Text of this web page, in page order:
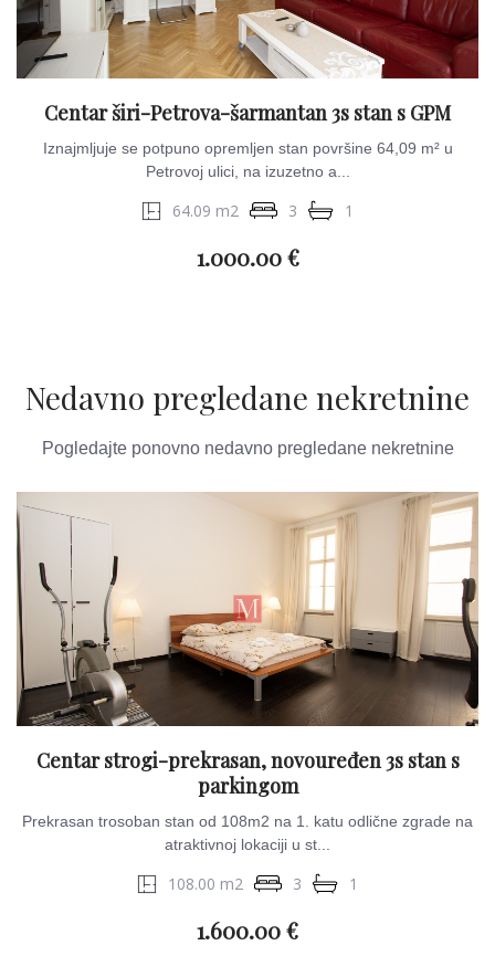
Centar širi-Petrova-šarmantan 3s stan s GPM
Iznajmljuje se potpuno opremljen stan površine 64,09 m² u
Petrovoj ulici, na izuzetno a...
64.09 m2 3 1
1.000.00 €
Nedavno pregledane nekretnine
Pogledajte ponovno nedavno pregledane nekretnine
Centar strogi-prekrasan, novouređen 3s stan s
parkingom
Prekrasan trosoban stan od 108m2 na 1. katu odlične zgrade na
atraktivnoj lokaciji u st...
108.00 m2 3 1
1.600.00 €